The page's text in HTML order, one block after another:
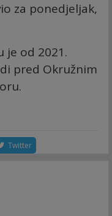
za ponedjeljak,
je od 2021.
pred Okružnim
Twitter